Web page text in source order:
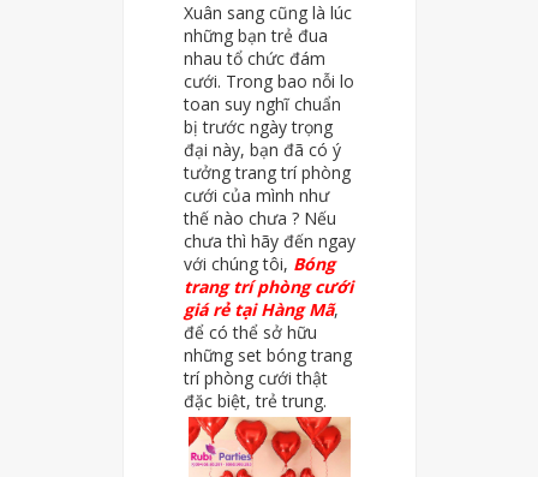
Xuân sang cũng là lúc
những bạn trẻ đua
nhau tổ chức đám
cưới. Trong bao nỗi lo
toan suy nghĩ chuẩn
bị trước ngày trọng
đại này, bạn đã có ý
tưởng trang trí phòng
cưới của mình như
thế nào chưa ? Nếu
chưa thì hãy đến ngay
với chúng tôi, Bóng
trang trí phòng cưới
giá rẻ tại Hàng Mã,
để có thể sở hữu
những set bóng trang
trí phòng cưới thật
đặc biệt, trẻ trung.